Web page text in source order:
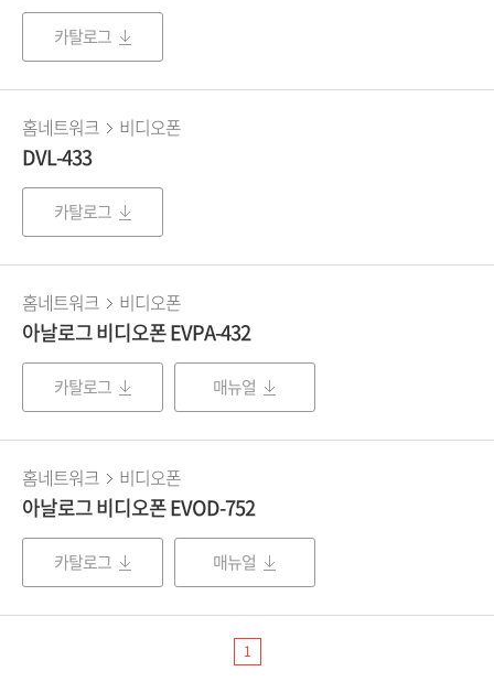
카탈로그
홈네트워크 비디오폰
DVL-433
카탈로그
홈네트워크 비디오폰
아날로그 비디오폰 EVPA-432
카탈로그 매뉴얼
홈네트워크 비디오폰
아날로그 비디오폰 EVOD-752
카탈로그 매뉴얼
1